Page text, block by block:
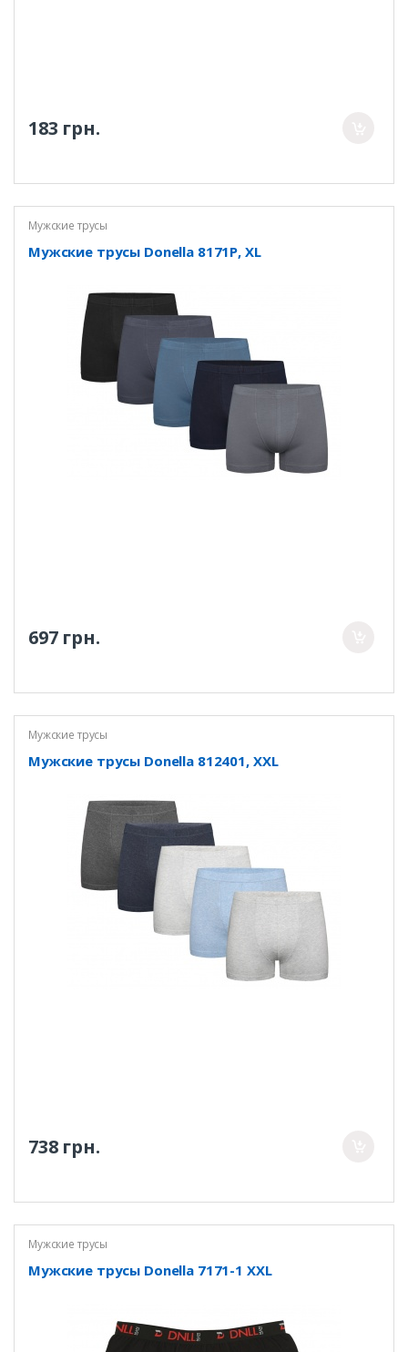
183 грн.
Мужские трусы
Мужские трусы Donella 8171P, XL
697 грн.
Мужские трусы
Мужские трусы Donella 812401, XXL
738 грн.
Мужские трусы
Мужские трусы Donella 7171-1 XXL